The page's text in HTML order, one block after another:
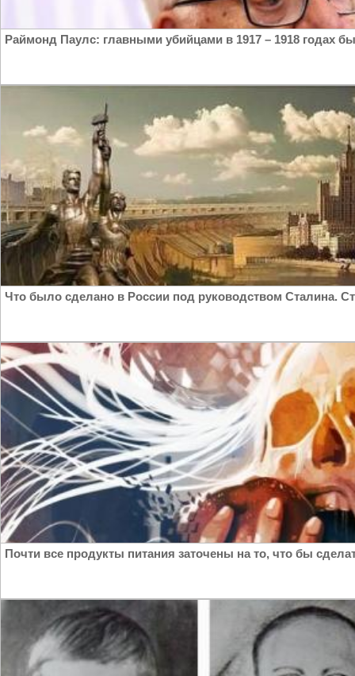
Раймонд Паулс: главными убийцами в 1917 – 1918 годах
Что было сделано в России под руководством Сталина.
Почти все продукты питания заточены на то, что бы